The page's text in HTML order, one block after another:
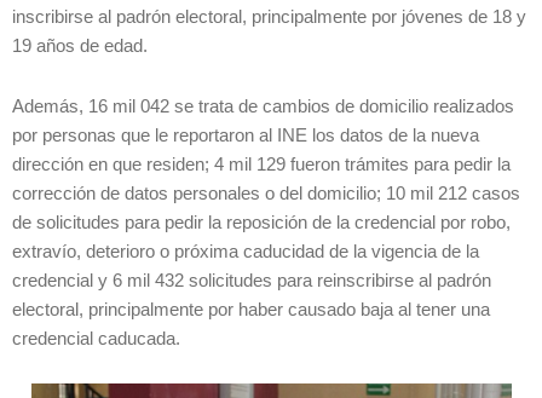
inscribirse al padrón electoral, principalmente por jóvenes de 18 y
19 años de edad.
Además, 16 mil 042 se trata de cambios de domicilio realizados
por personas que le reportaron al INE los datos de la nueva
dirección en que residen; 4 mil 129 fueron trámites para pedir la
corrección de datos personales o del domicilio; 10 mil 212 casos
de solicitudes para pedir la reposición de la credencial por robo,
extravío, deterioro o próxima caducidad de la vigencia de la
credencial y 6 mil 432 solicitudes para reinscribirse al padrón
electoral, principalmente por haber causado baja al tener una
credencial caducada.